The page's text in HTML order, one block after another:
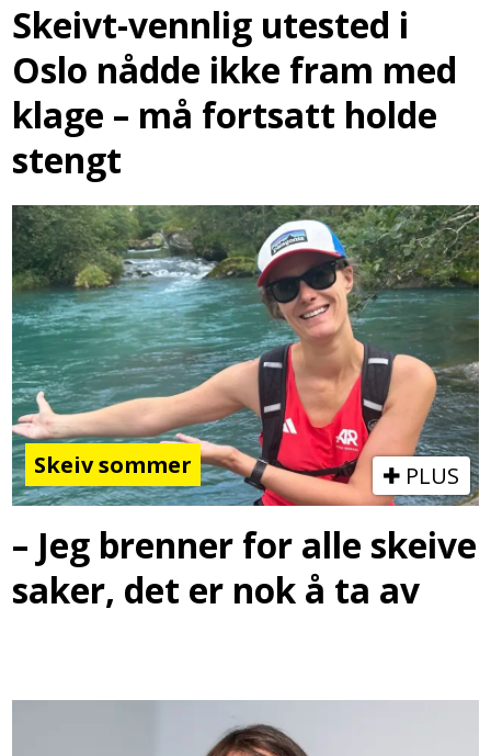
Skeivt-vennlig utested i
Oslo nådde ikke fram med
klage – må fortsatt holde
stengt
Skeiv sommer PLUS
– Jeg brenner for alle skeive
saker, det er nok å ta av